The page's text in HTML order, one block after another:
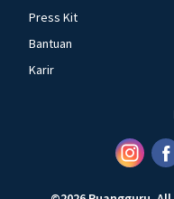
Press Kit
Bantuan
Karir